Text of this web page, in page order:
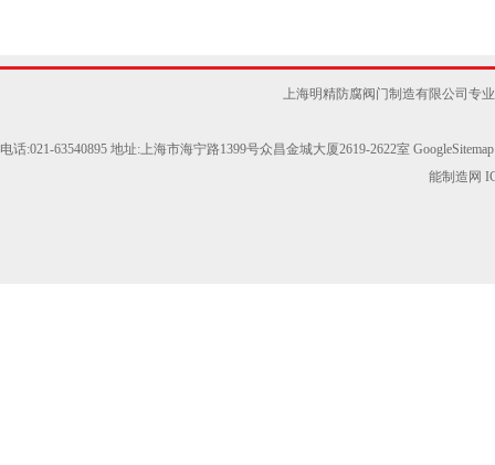
上海明精防腐阀门制造有限公司专
电话:021-63540895 地址:上海市海宁路1399号众昌金城大厦2619-2622室 GoogleSitemap
能制造网